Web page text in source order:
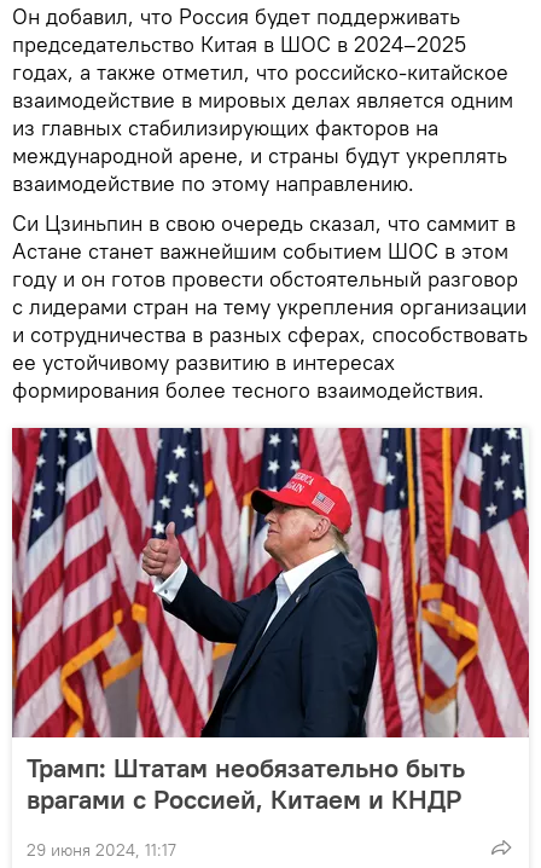
Он добавил, что Россия будет поддерживать
председательство Китая в ШОС в 2024–2025
годах, а также отметил, что российско-китайское
взаимодействие в мировых делах является одним
из главных стабилизирующих факторов на
международной арене, и страны будут укреплять
взаимодействие по этому направлению.
Си Цзиньпин в свою очередь сказал, что саммит в
Астане станет важнейшим событием ШОС в этом
году и он готов провести обстоятельный разговор
с лидерами стран на тему укрепления организации
и сотрудничества в разных сферах, способствовать
ее устойчивому развитию в интересах
формирования более тесного взаимодействия.
Трамп: Штатам необязательно быть
врагами с Россией, Китаем и КНДР
29 июня 2024, 11:17